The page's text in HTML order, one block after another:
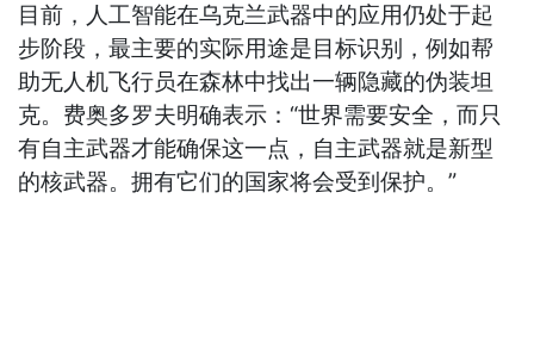
目前，人工智能在乌克兰武器中的应用仍处于起
步阶段，最主要的实际用途是目标识别，例如帮
助无人机飞行员在森林中找出一辆隐藏的伪装坦
克。费奥多罗夫明确表示：“世界需要安全，而只
有自主武器才能确保这一点，自主武器就是新型
的核武器。拥有它们的国家将会受到保护。”